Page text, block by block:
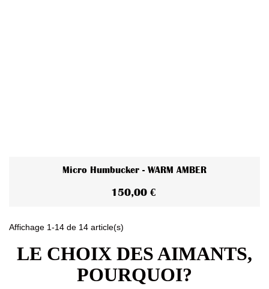
Micro Humbucker - WARM AMBER
150,00 €
Affichage 1-14 de 14 article(s)
LE CHOIX DES AIMANTS,
POURQUOI?